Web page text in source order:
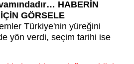
HABERİN
GÖRSELE
Türkiye'nin yüreğini
yön verdi, seçim tarihi ise